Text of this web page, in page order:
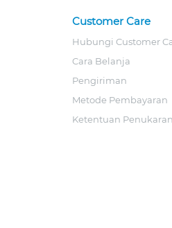
Customer Care
Hubungi Customer
Cara Belanja
Pengiriman
Metode Pembayaran
Ketentuan